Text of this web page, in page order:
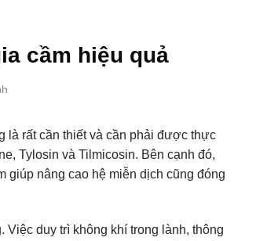
cầm hiệu quả
là rất cần thiết và cần phải được thực
Tylosin và Tilmicosin. Bên cạnh đó,
giúp nâng cao hệ miễn dịch cũng đóng
Việc duy trì không khí trong lành, thông